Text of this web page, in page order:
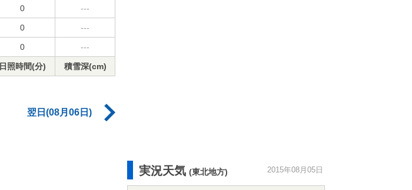
0 ---
0 ---
0 ---
日照時間(分) 積雪深(cm)
翌日(08月06日)
実況天気 (東北地方) 2015年08月05日